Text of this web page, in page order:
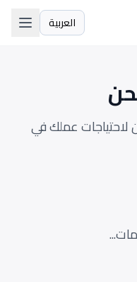
العربية
اللغة
عملك في